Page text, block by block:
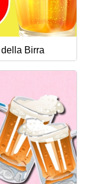
Birra